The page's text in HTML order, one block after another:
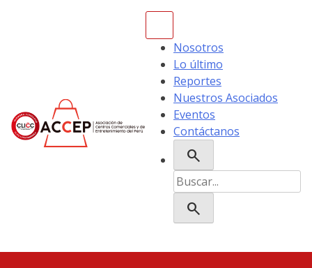
Nosotros
Lo último
Reportes
Nuestros Asociados
Eventos
Contáctanos
search
Buscar:
search